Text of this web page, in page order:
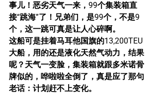
事儿！恶劣天气一来，99个集装箱直
接“跳海”了！兄弟们，是99个，不是9
个，这一跳可真是让人心碎啊。
这船可是挂着马耳他国旗的13,200TEU
大船，用的还是液化天然气动力，结果
呢？天气一变脸，集装箱就跟多米诺骨
牌似的，哗啦啦全倒了，真是应了那句
老话：计划赶不上变化。